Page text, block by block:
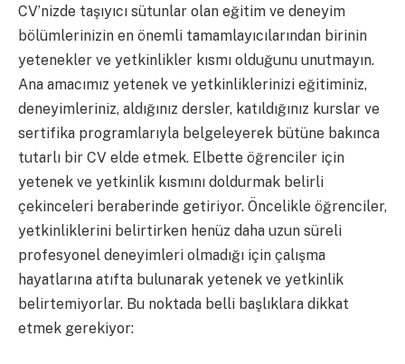
CV’nizde taşıyıcı sütunlar olan eğitim ve deneyim
bölümlerinizin en önemli tamamlayıcılarından birinin
yetenekler ve yetkinlikler kısmı olduğunu unutmayın.
Ana amacımız yetenek ve yetkinliklerinizi eğitiminiz,
deneyimleriniz, aldığınız dersler, katıldığınız kurslar ve
sertifika programlarıyla belgeleyerek bütüne bakınca
tutarlı bir CV elde etmek. Elbette öğrenciler için
yetenek ve yetkinlik kısmını doldurmak belirli
çekinceleri beraberinde getiriyor. Öncelikle öğrenciler,
yetkinliklerini belirtirken henüz daha uzun süreli
profesyonel deneyimleri olmadığı için çalışma
hayatlarına atıfta bulunarak yetenek ve yetkinlik
belirtemiyorlar. Bu noktada belli başlıklara dikkat
etmek gerekiyor: